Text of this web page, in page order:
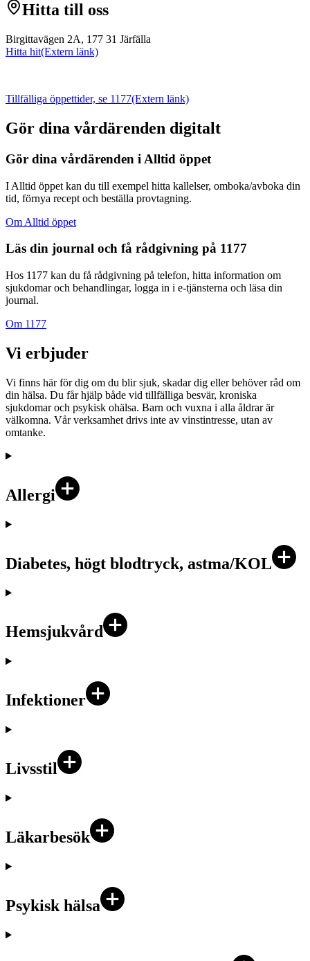
Hitta till oss
Birgittavägen 2A, 177 31 Järfälla
Hitta hit(Extern länk)
Tillfälliga öppettider, se 1177(Extern länk)
Gör dina vårdärenden digitalt
Gör dina vårdärenden i Alltid öppet
I Alltid öppet kan du till exempel hitta kallelser, omboka/avboka din
tid, förnya recept och beställa provtagning.
Om Alltid öppet
Läs din journal och få rådgivning på 1177
Hos 1177 kan du få rådgivning på telefon, hitta information om
sjukdomar och behandlingar, logga in i e-tjänsterna och läsa din
journal.
Om 1177
Vi erbjuder
Vi finns här för dig om du blir sjuk, skadar dig eller behöver råd om
din hälsa. Du får hjälp både vid tillfälliga besvär, kroniska
sjukdomar och psykisk ohälsa. Barn och vuxna i alla åldrar är
välkomna. Vår verksamhet drivs inte av vinstintresse, utan av
omtanke.
Allergi
Diabetes, högt blodtryck, astma/KOL
Hemsjukvård
Infektioner
Livsstil
Läkarbesök
Psykisk hälsa